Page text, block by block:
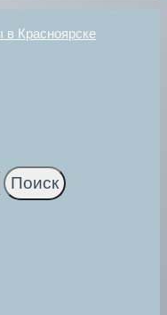
в Красноярске